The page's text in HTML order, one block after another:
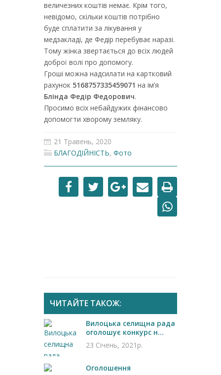
величезних коштів немає. Крім того,
невідомо, скільки коштів потрібно
буде сплатити за лікування у
медзакладі, де Федір перебуває наразі.
Тому жінка звертається до всіх людей
доброї волі про допомогу.
Гроші можна надсилати на картковий
рахунок 5168757335459071 на ім’я
Блінда Федір Федорович.
Просимо всіх небайдужих фінансово
допомогти хворому земляку.
21 Травень, 2020
БЛАГОДІЙНІСТЬ, Фото
ЧИТАЙТЕ ТАКОЖ:
Вилоцька селищна рада
оголошує конкурс н...
23 Січень, 2021р.
Оголошення